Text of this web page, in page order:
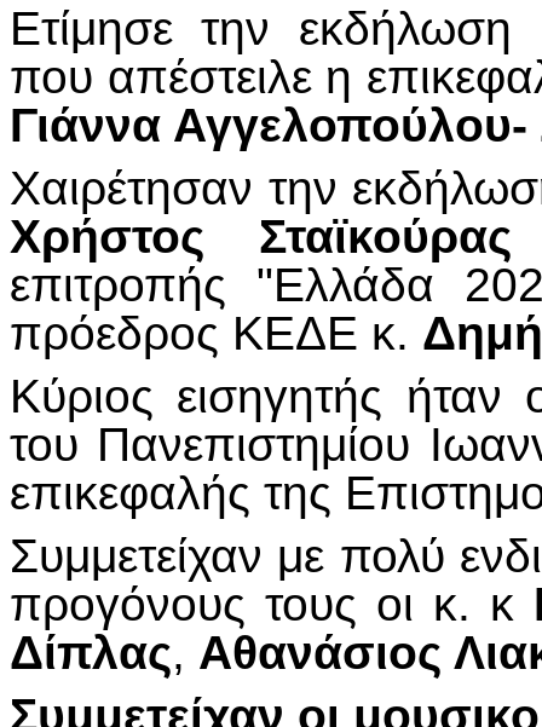
Ετίμησε την εκδήλωση
που απέστειλε η
Γιάννα
Χαιρέτησαν την
Χρήστος Σταϊκούρας
επιτροπής "Ελλάδα
πρόεδρος ΚΕΔΕ κ.
Κύριος εισηγητής
του Πανεπιστημίου
επικεφαλής της
Συμμετείχαν με πολύ
προγόνους τους οι κ. κ
Δίπλας, Αθανάσιος
Συμμετείχαν οι